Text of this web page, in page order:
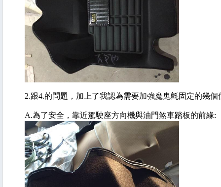
2.跟4.的問題，加上了我認為需要加強魔鬼氈固定的幾個
A.為了安全，靠近駕駛座方向機與油門煞車踏板的前緣: